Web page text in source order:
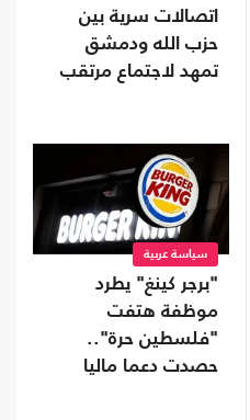
اتصالات سرية بين
حزب الله ودمشق
تمهد لاجتماع مرتقب
سياسة عربية
"برجر كينغ" يطرد
موظفة هتفت
"فلسطين حرة"..
حصدت دعما ماليا